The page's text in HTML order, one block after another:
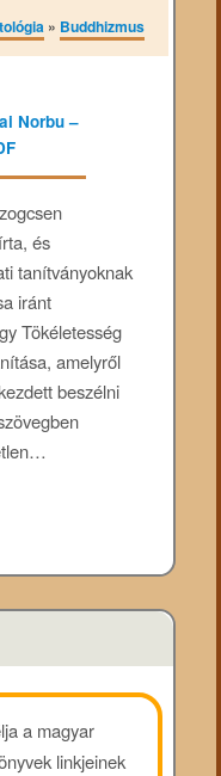
» Buddhizmus
és
tanítványoknak
iránt
Tökéletesség
amelyről
beszélni
a magyar
linkjeinek